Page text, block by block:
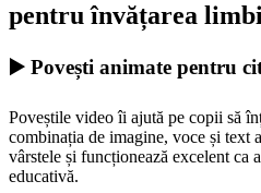
pentru învățarea
▶️ Povești animate pentru
Poveștile video îi ajută pe copii să
combinația de imagine, voce și text
vârstele și funcționează excelent ca
educativă.